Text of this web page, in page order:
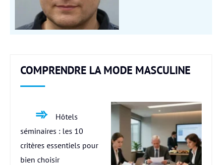
COMPRENDRE LA MODE MASCULINE
Hôtels
séminaires : les 10
critères essentiels pour
bien choisir